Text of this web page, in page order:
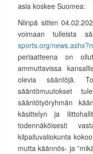
asia koskee Suomea:
Niinpä sitten
voimaan tulleista
sports.org/
periaatteena on
ammuttavissa
olevia sääntöjä.
sääntömuutokset
sääntötyöryhmän
käsittelyn ja
todennäköisesti
kilpailuvaliokunta
mutta käännös- ja